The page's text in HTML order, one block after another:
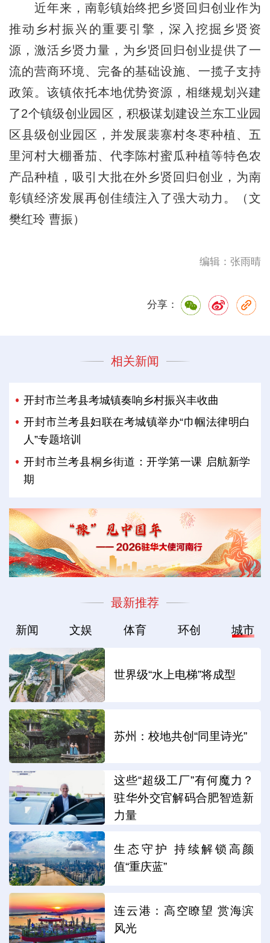
近年来，南彰镇始终把乡贤回归创业作为
推动乡村振兴的重要引擎，深入挖掘乡贤资
源，激活乡贤力量，为乡贤回归创业提供了一
流的营商环境、完备的基础设施、一揽子支持
政策。该镇依托本地优势资源，相继规划兴建
了2个镇级创业园区，积极谋划建设兰东工业园
区县级创业园区，并发展裴寨村冬枣种植、五
里河村大棚番茄、代李陈村蜜瓜种植等特色农
产品种植，吸引大批在外乡贤回归创业，为南
彰镇经济发展再创佳绩注入了强大动力。（文
樊红玲 曹振）
编辑：张雨晴
分享：
相关新闻
开封市兰考县考城镇奏响乡村振兴丰收曲
开封市兰考县妇联在考城镇举办“巾帼法律明白
人”专题培训
开封市兰考县桐乡街道：开学第一课 启航新学
期
最新推荐
新闻 文娱 体育 环创 城市
世界级“水上电梯”将成型
苏州：校地共创“同里诗光”
这些“超级工厂”有何魔力？
驻华外交官解码合肥智造新
力量
生态守护 持续解锁高颜
值“重庆蓝”
连云港：高空瞭望 赏海滨
风光